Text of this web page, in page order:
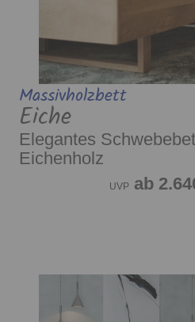
Massivholzbett
Eiche
Elegantes
Eichenholz
UVP ab